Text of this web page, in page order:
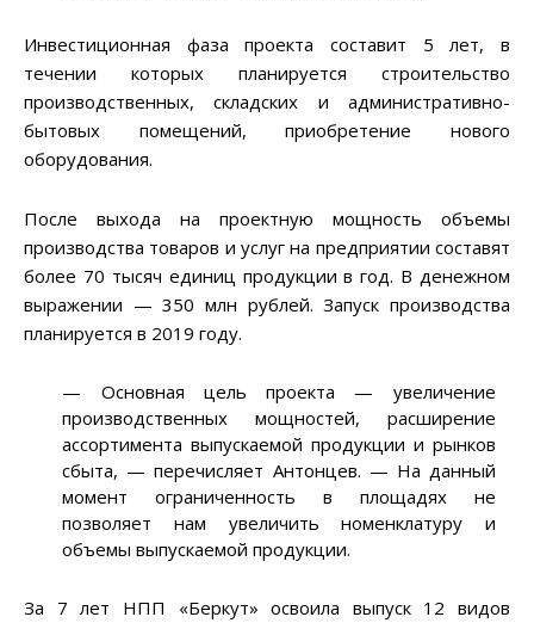
Инвестиционная фаза проекта составит 5 лет, в
течении которых планируется строительство
производственных, складских и административно-
бытовых помещений, приобретение нового
оборудования.
После выхода на проектную мощность объемы
производства товаров и услуг на предприятии составят
более 70 тысяч единиц продукции в год. В денежном
выражении — 350 млн рублей. Запуск производства
планируется в 2019 году.
— Основная цель проекта — увеличение
производственных мощностей, расширение
ассортимента выпускаемой продукции и рынков
сбыта, — перечисляет Антонцев. — На данный
момент ограниченность в площадях не
позволяет нам увеличить номенклатуру и
объемы выпускаемой продукции.
За 7 лет НПП «Беркут» освоила выпуск 12 видов